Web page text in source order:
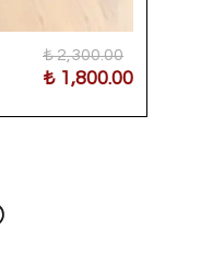
₺ 2,300.00
₺ 1,800.00